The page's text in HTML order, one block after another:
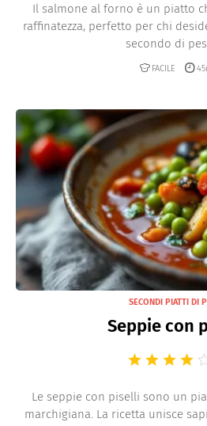
Il salmone al forno è un piatto
raffinatezza, perfetto per chi
secondo di
FACILE
SECONDI PIATTI DI
Seppie con
Le seppie con piselli sono un
marchigiana. La ricetta unisce